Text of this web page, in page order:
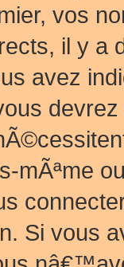
vos
il y a
avez
mÃªme
Si vous